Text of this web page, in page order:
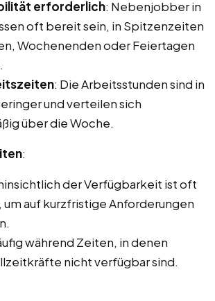
erforderlich: Nebenjobber in
oft bereit sein, in Spitzenzeiten
Wochenenden oder Feiertagen
: Die Arbeitsstunden sind in
und verteilen sich
über die Woche.
:
der Verfügbarkeit ist oft
auf kurzfristige Anforderungen
während Zeiten, in denen
nicht verfügbar sind.